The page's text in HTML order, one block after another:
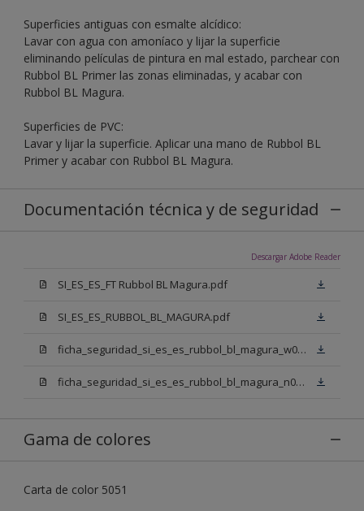
Superficies antiguas con esmalte alcídico:
Lavar con agua con amoníaco y lijar la superficie
eliminando películas de pintura en mal estado, parchear con
Rubbol BL Primer las zonas eliminadas, y acabar con
Rubbol BL Magura.
Superficies de PVC:
Lavar y lijar la superficie. Aplicar una mano de Rubbol BL
Primer y acabar con Rubbol BL Magura.
Documentación técnica y de seguridad
Descargar Adobe Reader
SI_ES_ES_FT Rubbol BL Magura.pdf
SI_ES_ES_RUBBOL_BL_MAGURA.pdf
ficha_seguridad_si_es_es_rubbol_bl_magura_w05.pdf
ficha_seguridad_si_es_es_rubbol_bl_magura_n00.pdf
Gama de colores
Carta de color 5051